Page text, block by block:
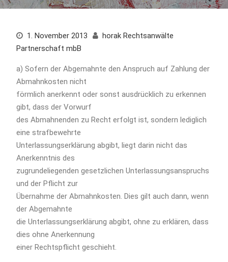
1. November 2013
horak Rechtsanwälte
Partnerschaft mbB
a) Sofern der Abgemahnte den Anspruch auf Zahlung der
Abmahnkosten nicht
förmlich anerkennt oder sonst ausdrücklich zu erkennen
gibt, dass der Vorwurf
des Abmahnenden zu Recht erfolgt ist, sondern lediglich
eine strafbewehrte
Unterlassungserklärung abgibt, liegt darin nicht das
Anerkenntnis des
zugrundeliegenden gesetzlichen Unterlassungsanspruchs
und der Pflicht zur
Übernahme der Abmahnkosten. Dies gilt auch dann, wenn
der Abgemahnte
die Unterlassungserklärung abgibt, ohne zu erklären, dass
dies ohne Anerkennung
einer Rechtspflicht geschieht.